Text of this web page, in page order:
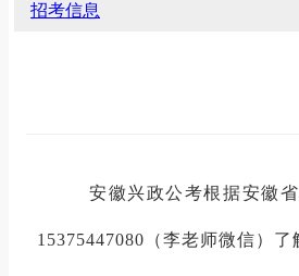
招考信息
安徽兴政公考根据安徽
15375447080（李老师微信）了